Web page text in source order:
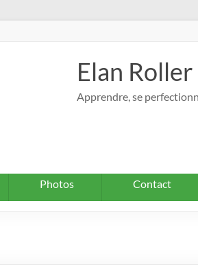
Elan
Apprendre, se
Photos Contact